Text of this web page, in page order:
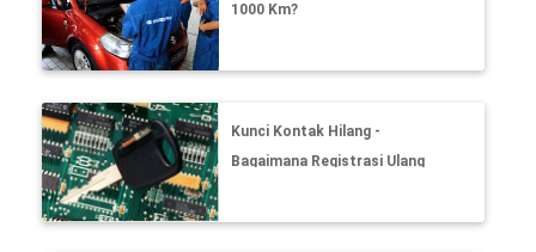
1000 Km?
Kunci Kontak Hilang -
Bagaimana Registrasi Ulang